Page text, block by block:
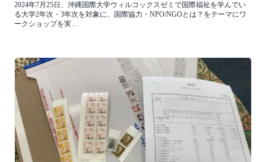
2024年7月25日、沖縄国際大学ウィルコックスゼミで国際福祉を学んでい
る大学2年次・3年次を対象に、国際協力・NPO/NGOとは？をテーマにワ
ークショップを実…